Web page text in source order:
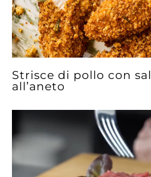
Strisce di pollo con
all’aneto